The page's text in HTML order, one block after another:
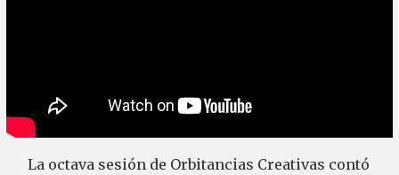
La octava sesión de Orbitancias Creativas contó